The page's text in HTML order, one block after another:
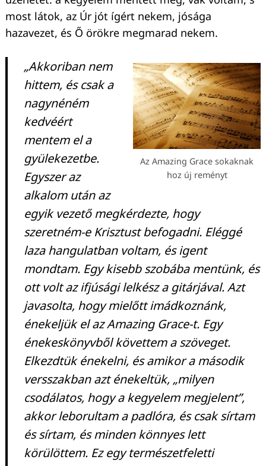
most látok, az Úr jót ígért nekem, jósága
hazavezet, és Ő örökre megmarad nekem.
Az Amazing Grace sokaknak
hoz új reményt
„Akkoriban nem
hittem, és csak a
nagynéném
kedvéért
mentem el a
gyülekezetbe.
Egyszer az
alkalom után az
egyik vezető megkérdezte, hogy
szeretném-e Krisztust befogadni. Eléggé
laza hangulatban voltam, és igent
mondtam. Egy kisebb szobába mentünk, és
ott volt az ifjúsági lelkész a gitárjával. Azt
javasolta, hogy mielőtt imádkoznánk,
énekeljük el az Amazing Grace-t. Egy
énekeskönyvből követtem a szöveget.
Elkezdtük énekelni, és amikor a második
versszakban azt énekeltük, „milyen
csodálatos, hogy a kegyelem megjelent”,
akkor leborultam a padlóra, és csak sírtam
és sírtam, és minden könnyes lett
körülöttem. Ez egy természetfeletti